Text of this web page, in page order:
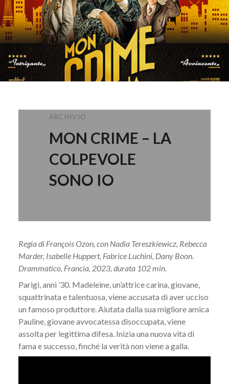
ARCHIVIO
MON CRIME – LA
COLPEVOLE
SONO IO
Regia di François Ozon, con Nadia Tereszkiewicz, Rebecca
Marder, Isabelle Huppert, Fabrice Luchini, Dany Boon.
Drammatico, Francia, 2023, durata 102 min.
Parigi, anni ’30. Madeleine, un’attrice carina, giovane,
squattrinata e talentuosa, viene accusata di aver ucciso
un famoso produttore. Aiutata dalla sua migliore amica
Pauline, giovane avvocatessa disoccupata, viene
assolta per legittima difesa. Inizia una nuova vita di
fama e successo, finché la verità non viene a galla.